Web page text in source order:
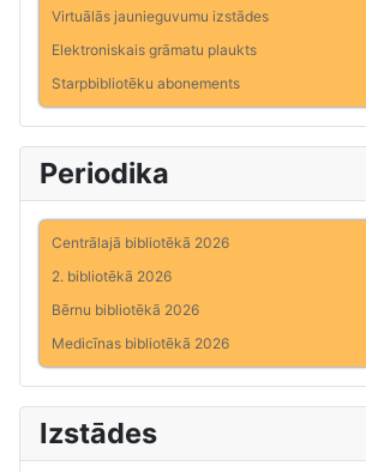
Virtuālās jaunieguvumu izstādes
Elektroniskais grāmatu plaukts
Starpbibliotēku abonements
Periodika
Centrālajā bibliotēkā 2026
2. bibliotēkā 2026
Bērnu bibliotēkā 2026
Medicīnas bibliotēkā 2026
Izstādes